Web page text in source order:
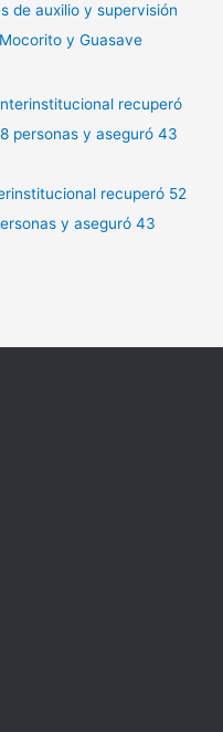
de auxilio y supervisión
y Guasave
recuperó 52
y aseguró 43